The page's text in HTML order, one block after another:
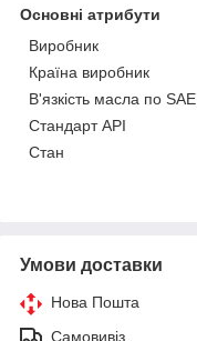
Основні атрибути
Виробник
Країна виробник
В'язкість масла по SAE
Стандарт API
Стан
Умови доставки
Нова Пошта
Самовивіз